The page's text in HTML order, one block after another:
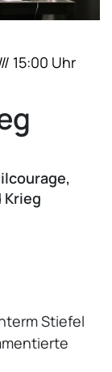
15:00 Uhr
Stiefel